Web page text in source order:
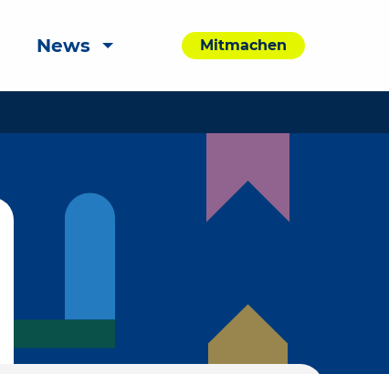
News Mitmachen